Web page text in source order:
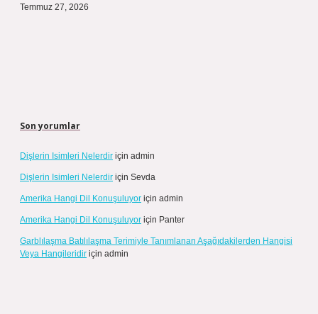
Temmuz 27, 2026
Son yorumlar
Dişlerin Isimleri Nelerdir için admin
Dişlerin Isimleri Nelerdir için Sevda
Amerika Hangi Dil Konuşuluyor için admin
Amerika Hangi Dil Konuşuluyor için Panter
Garblılaşma Batılılaşma Terimiyle Tanımlanan Aşağıdakilerden Hangisi
Veya Hangileridir için admin